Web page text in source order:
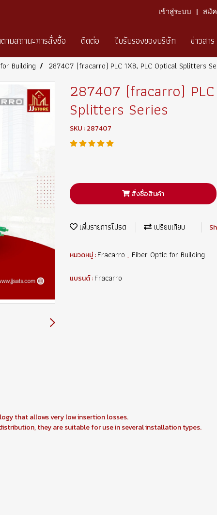
เข้าสู่ระบบ สมั
ามสถานะการสั่งซื้อ ติดต่อ ใบรับรองของบริษัท ข่าวสาร
Building 287407 (fracarro) PLC 1X8, PLC Optical Splitters
287407 (fracarro)
Splitters Series
SKU : 287407
สั่งซื้อสินค้า
เพิ่มรายการโปรด เปรียบเทียบ
หมวดหมู่ :Fracarro , Fiber Optic for Building
แบรนด์ :Fracarro
that allows very low insertion losses.
they are suitable for use in several installation types.